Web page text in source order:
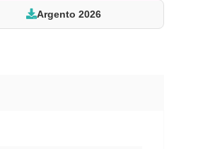
Argento 2026